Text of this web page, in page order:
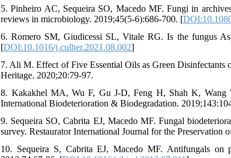
5. Pinheiro AC, Sequeira SO, Macedo MF. Fungi in
reviews in microbiology. 2019;45(5-6):686-700. [
6. Romero SM, Giudicessi SL, Vitale RG. Is the fungus
[DOI:10.1016/j.culher.2021.08.002]
7. Ali M. Effect of Five Essential Oils as Green Disinfectants
Heritage. 2020;20:79-97.
8. Kakakhel MA, Wu F, Gu J-D, Feng H, Shah K, Wang
International Biodeterioration & Biodegradation.
9. Sequeira SO, Cabrita EJ, Macedo MF. Fungal
survey. Restaurator International Journal for the
10. Sequeira S, Cabrita EJ, Macedo MF. Antifungals on